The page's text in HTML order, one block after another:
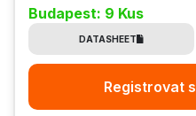
Budapest: 9 Kus
DATASHEET
Registrovat